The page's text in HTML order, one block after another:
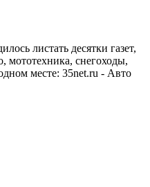
листать десятки газет,
мототехника, снегоходы,
месте: 35net.ru - Авто